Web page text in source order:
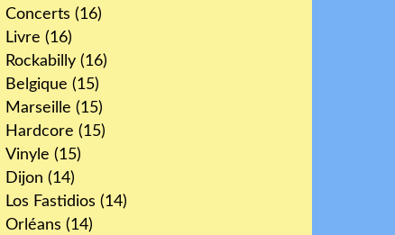
Concerts (16)
Livre (16)
Rockabilly (16)
Belgique (15)
Marseille (15)
Hardcore (15)
Vinyle (15)
Dijon (14)
Los Fastidios (14)
Orléans (14)